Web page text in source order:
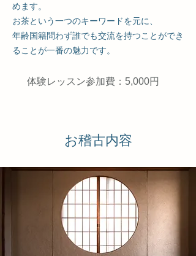
めます。
お茶という一つのキーワードを元に、
年齢国籍問わず誰でも交流を持つことができ
ることが一番の魅力です。
体験レッスン参加費 ：5,000円
​お稽古内容